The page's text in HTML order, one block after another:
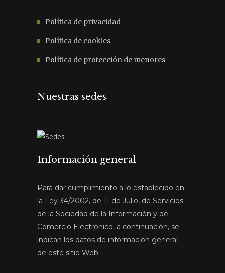
Política de privacidad
Política de cookies
Política de protección de menores
Nuestras sedes
Información general
Para dar cumplimiento a lo establecido en
la Ley 34/2002, de 11 de Julio, de Servicios
de la Sociedad de la Información y de
Comercio Electrónico, a continuación, se
indican los datos de información general
de este sitio Web: